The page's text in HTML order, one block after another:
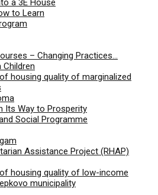
a 3E House
to Learn
– Changing Practices…
housing quality of marginalized
Its Way to Prosperity
Social Programme
Assistance Project (RHAP)
housing quality of low-income
municipality